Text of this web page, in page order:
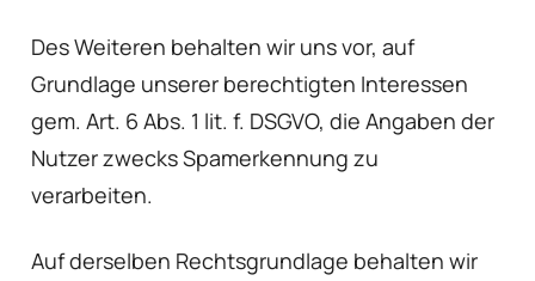
Des Weiteren behalten wir uns vor, auf
Grundlage unserer berechtigten Interessen
gem. Art. 6 Abs. 1 lit. f. DSGVO, die Angaben der
Nutzer zwecks Spamerkennung zu
verarbeiten.
Auf derselben Rechtsgrundlage behalten wir